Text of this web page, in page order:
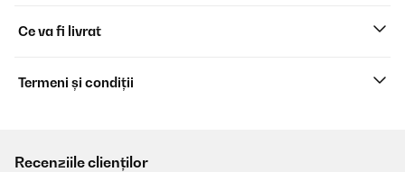
Ce va fi livrat
Termeni și condiții
Recenziile clienților